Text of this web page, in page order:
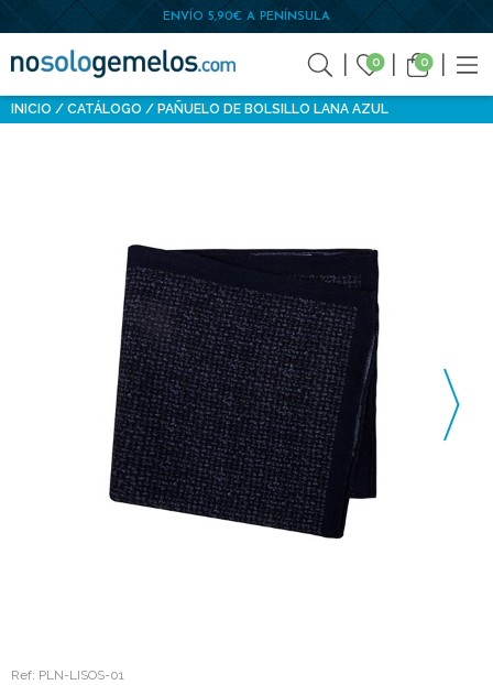
ENVÍO 5,90€ A PENÍNSULA
0 0
INICIO CATÁLOGO PAÑUELO DE BOLSILLO LANA AZUL
Ref: PLN-LISOS-01